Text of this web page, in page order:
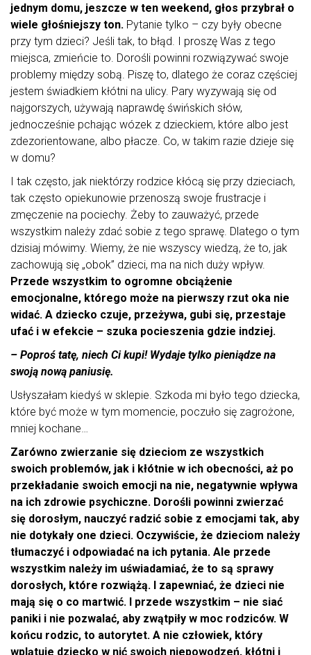
jednym domu, jeszcze w ten weekend, głos przybrał o
wiele głośniejszy ton. Pytanie tylko – czy były obecne
przy tym dzieci? Jeśli tak, to błąd. I proszę Was z tego
miejsca, zmieńcie to. Dorośli powinni rozwiązywać swoje
problemy między sobą. Piszę to, dlatego że coraz częściej
jestem świadkiem kłótni na ulicy. Pary wyzywają się od
najgorszych, używają naprawdę świńskich słów,
jednocześnie pchając wózek z dzieckiem, które albo jest
zdezorientowane, albo płacze. Co, w takim razie dzieje się
w domu?
I tak często, jak niektórzy rodzice kłócą się przy dzieciach,
tak często opiekunowie przenoszą swoje frustracje i
zmęczenie na pociechy. Żeby to zauważyć, przede
wszystkim należy zdać sobie z tego sprawę. Dlatego o tym
dzisiaj mówimy. Wiemy, że nie wszyscy wiedzą, że to, jak
zachowują się „obok” dzieci, ma na nich duży wpływ.
Przede wszystkim to ogromne obciążenie
emocjonalne, którego może na pierwszy rzut oka nie
widać. A dziecko czuje, przeżywa, gubi się, przestaje
ufać i w efekcie – szuka pocieszenia gdzie indziej.
– Poproś tatę, niech Ci kupi! Wydaje tylko pieniądze na
swoją nową paniusię.
Usłyszałam kiedyś w sklepie. Szkoda mi było tego dziecka,
które być może w tym momencie, poczuło się zagrożone,
mniej kochane…
Zarówno zwierzanie się dzieciom ze wszystkich
swoich problemów, jak i kłótnie w ich obecności, aż po
przekładanie swoich emocji na nie, negatywnie wpływa
na ich zdrowie psychiczne. Dorośli powinni zwierzać
się dorosłym, nauczyć radzić sobie z emocjami tak, aby
nie dotykały one dzieci. Oczywiście, że dzieciom należy
tłumaczyć i odpowiadać na ich pytania. Ale przede
wszystkim należy im uświadamiać, że to są sprawy
dorosłych, które rozwiążą. I zapewniać, że dzieci nie
mają się o co martwić. I przede wszystkim – nie siać
paniki i nie pozwalać, aby zwątpiły w moc rodziców. W
końcu rodzic, to autorytet. A nie człowiek, który
wplątuje dziecko w nić swoich niepowodzeń, kłótni i